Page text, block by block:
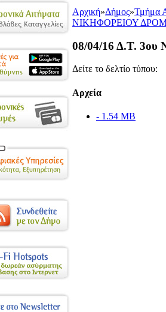
Αρχική»Δήμος»Τμήμα
ΝΙΚΗΦΟΡΕΙΟΥ
08/04/16 Δ.Τ.
Δείτε το δελτίο τύπου:
Αρχεία
- 1.54 MB